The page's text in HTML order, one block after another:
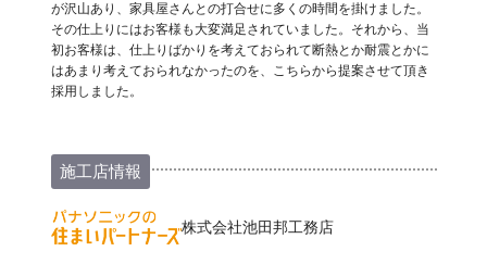
が沢山あり、家具屋さんとの打合せに多くの時間を掛けました。
その仕上りにはお客様も大変満足されていました。それから、当
初お客様は、仕上りばかりを考えておられて断熱とか耐震とかに
はあまり考えておられなかったのを、こちらから提案させて頂き
採用しました。
施工店情報
株式会社池田邦工務店